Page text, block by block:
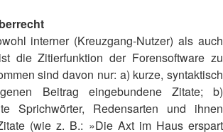
interner (Kreuzgang-Nutzer) als auch
die Zitierfunktion der Forensoftware zu
sind davon nur: a) kurze, syntaktisch
Beitrag eingebundene Zitate; b)
Sprichwörter, Redensarten und ihnen
(wie z. B.: »Die Axt im Haus erspart